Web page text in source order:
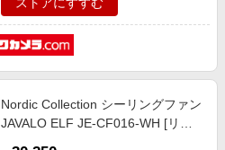
Nordic Collection シーリングファン
JAVALO ELF JE-CF016-WH [リモ